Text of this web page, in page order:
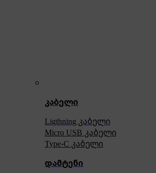
კაბელი
Ligthning კაბელი
Micro USB კაბელი
Type-C კაბელი
დამტენი